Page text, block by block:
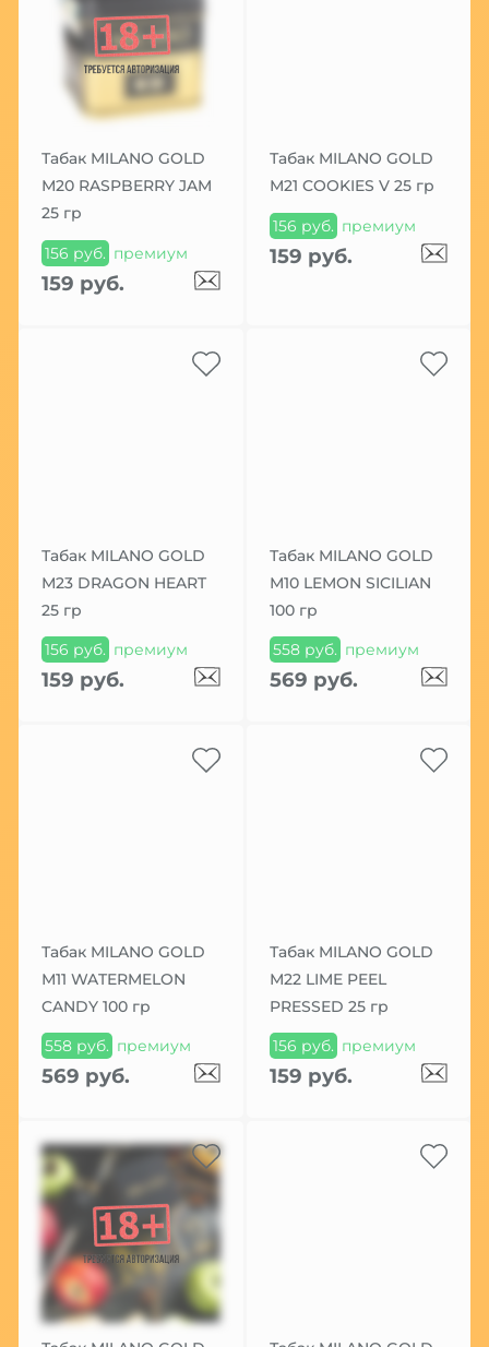
Табак MILANO GOLD
М20 RASPBERRY JAM
25 гр
156 руб. премиум
159 руб.
Табак MILANO GOLD
М21 COOKIES V 25 гр
156 руб. премиум
159 руб.
Табак MILANO GOLD
М23 DRAGON HEART
25 гр
156 руб. премиум
159 руб.
Табак MILANO GOLD
М10 LEMON SICILIAN
100 гр
558 руб. премиум
569 руб.
Табак MILANO GOLD
М11 WATERMELON
CANDY 100 гр
558 руб. премиум
569 руб.
Табак MILANO GOLD
М22 LIME PEEL
PRESSED 25 гр
156 руб. премиум
159 руб.